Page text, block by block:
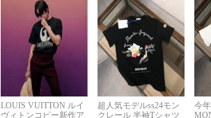
LOUIS VUITTON ルイ
ヴィトンコピー新作ア
超人気モデルss24モン
クレール 半袖Tシャツ
今